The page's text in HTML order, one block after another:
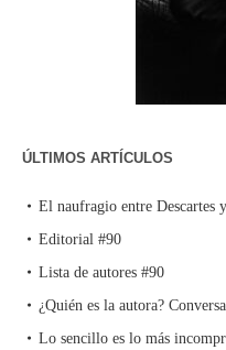
ÚLTIMOS ARTÍCULOS
El naufragio entre Descartes
Editorial #90
Lista de autores #90
¿Quién es la autora?
Lo sencillo es lo más